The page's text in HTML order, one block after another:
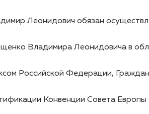
Леонидович обязан
Владимира Леонидовича в
Российской Федерации,
Конвенции Совета Европы